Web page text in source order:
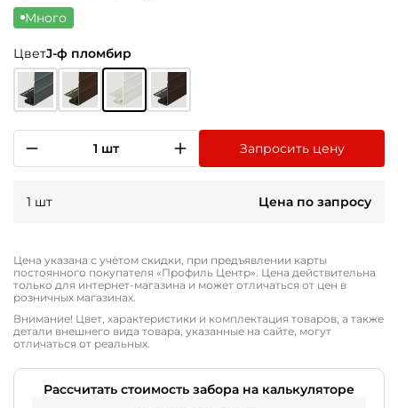
Много
ЦветJ-ф пломбир
1 шт Запросить цену
1 шт Цена по запросу
Цена указана с учётом скидки, при предъявлении карты
постоянного покупателя «Профиль Центр». Цена действительна
только для интернет-магазина и может отличаться от цен в
розничных магазинах.
Внимание! Цвет, характеристики и комплектация товаров, а также
детали внешнего вида товара, указанные на сайте, могут
отличаться от реальных.
Рассчитать стоимость забора на калькуляторе